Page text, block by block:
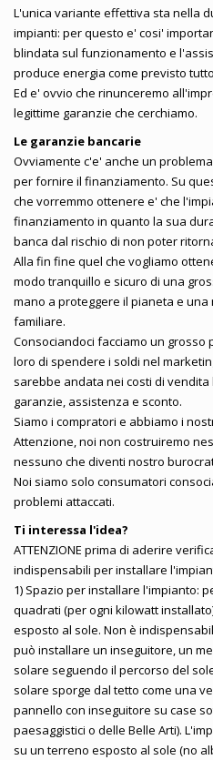
L'unica variante effettiva sta nella
impianti: per questo e' cosi'
blindata sul funzionamento e
produce energia come previsto
Ed e' ovvio che rinunceremo
legittime garanzie che cerchiamo.
Le garanzie bancarie
Ovviamente c'e' anche un
per fornire il finanziamento. Su
che vorremmo ottenere e' che
finanziamento in quanto la sua
banca dal rischio di non poter
Alla fin fine quel che vogliamo
modo tranquillo e sicuro di una
mano a proteggere il pianeta e
familiare.
Consociandoci facciamo un grosso
loro di spendere i soldi nel
sarebbe andata nei costi di vendita
garanzie, assistenza e sconto.
Siamo i compratori e abbiamo i
Attenzione, noi non costruiremo
nessuno che diventi nostro
Noi siamo solo consumatori
problemi attaccati.
Ti interessa l'idea?
ATTENZIONE prima di aderire
indispensabili per installare
1) Spazio per installare l'impianto:
quadrati (per ogni kilowatt
esposto al sole. Non è
può installare un inseguitore, un
solare seguendo il percorso del
solare sporge dal tetto come una
pannello con inseguitore su case
paesaggistici o delle Belle Arti).
su un terreno esposto al sole (no